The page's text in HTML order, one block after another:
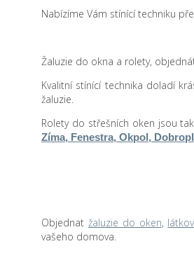
Nabízíme Vám stínící techniku
Žaluzie do okna a rolety,
Kvalitní stínící technika doladí
žaluzie.
Rolety do střešních oken jsou
Zíma, Fenestra, Okpol,
Objednat žaluzie do oken,
vašeho domova.